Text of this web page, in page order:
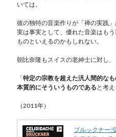
いては。
彼の独特の音楽作りが「禅の実践
実は事実として、優れた音楽はも
ものといえるのかもしれない。
朝比奈隆もスイスの老紳士に対し、
「特定の宗教を超えた汎人間的な
本質的にそういうものである と考
（2011年）
ブルックナー: